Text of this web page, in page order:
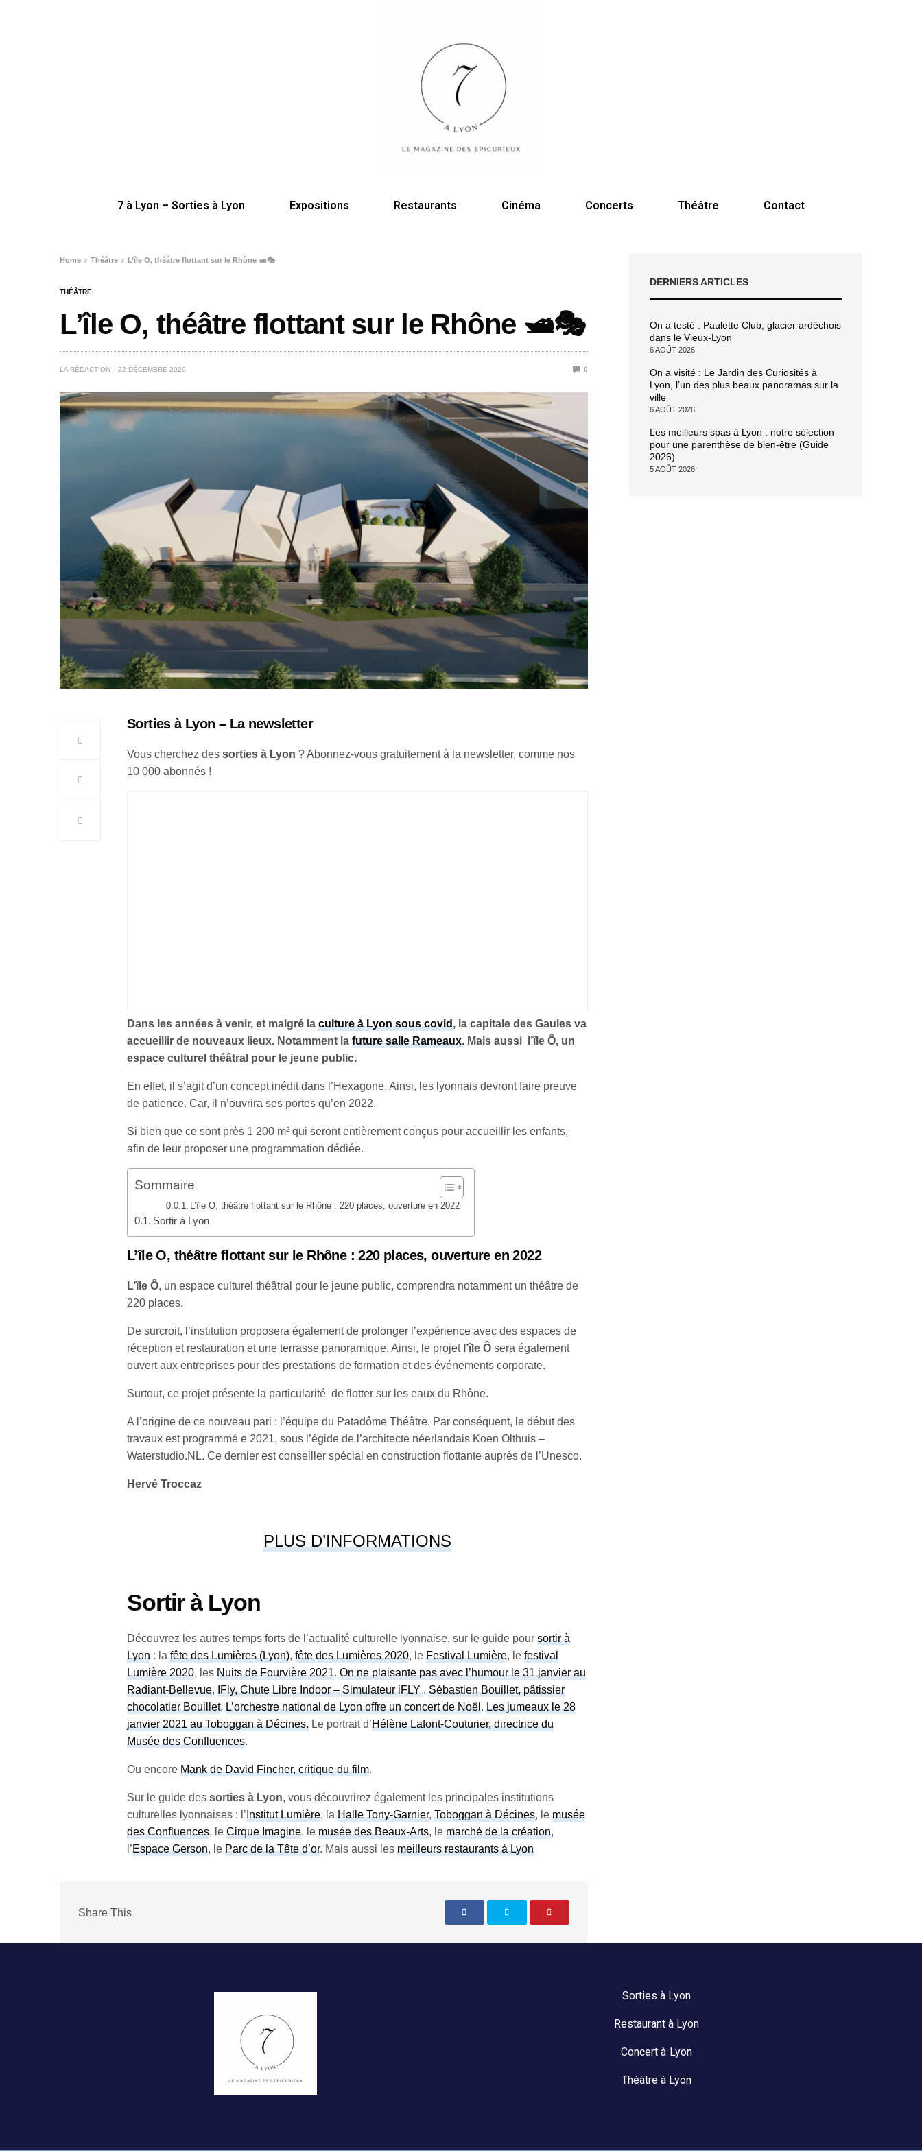
7 à Lyon – Sorties à Lyon Expositions Restaurants Cinéma Concerts Théâtre Contact
Home Théâtre L’île O, théâtre flottant sur le Rhône 🛥️🎭
THÉÂTRE
L’île O, théâtre flottant sur le Rhône 🛥️🎭
LA RÉDACTION 22 DÉCEMBRE 2020 0
Sorties à Lyon – La newsletter
Vous cherchez dessorties à Lyon ? Abonnez-vous gratuitement à la newsletter, comme nos
10 000 abonnés !
Dans les années à venir, et malgré laculture à Lyon sous covid, la capitale des Gaules va
accueillir de nouveaux lieux. Notamment lafuture salle Rameaux. Mais aussi l’île Ô, un
espace culturel théâtral pour le jeune public.
En effet, il s’agit d’un concept inédit dans l’Hexagone. Ainsi, les lyonnais devront faire preuve
de patience. Car, il n’ouvrira ses portes qu’en 2022.
Si bien que ce sont près 1 200 m² qui seront entièrement conçus pour accueillir les enfants,
afin de leur proposer une programmation dédiée.
Sommaire
L’île O, théâtre flottant sur le Rhône : 220 places, ouverture en 2022
Sortir à Lyon
L’île O, théâtre flottant sur le Rhône : 220 places, ouverture en 2022
L’île Ô, un espace culturel théâtral pour le jeune public, comprendra notamment un théâtre de
220 places.
De surcroit, l’institution proposera également de prolonger l’expérience avec des espaces de
réception et restauration et une terrasse panoramique. Ainsi, le projet l’île Ô sera également
ouvert aux entreprises pour des prestations de formation et des événements corporate.
Surtout, ce projet présente la particularité de flotter sur les eaux du Rhône.
A l’origine de ce nouveau pari : l’équipe du Patadôme Théâtre. Par conséquent, le début des
travaux est programmé e 2021, sous l’égide de l’architecte néerlandais Koen Olthuis –
Waterstudio.NL. Ce dernier est conseiller spécial en construction flottante auprès de l’Unesco.
Hervé Troccaz
PLUS D’INFORMATIONS
Sortir à Lyon
Découvrez les autres temps forts de l’actualité culturelle lyonnaise, sur le guide poursortir à
Lyon : lafête des Lumières (Lyon),fête des Lumières 2020, leFestival Lumière, lefestival
Lumière 2020, lesNuits de Fourvière 2021.On ne plaisante pas avec l’humour le 31 janvier au
Radiant-Bellevue,IFly, Chute Libre Indoor – Simulateur iFLY,Sébastien Bouillet, pâtissier
chocolatier Bouillet,L’orchestre national de Lyon offre un concert de Noël.Les jumeaux le 28
janvier 2021 au Toboggan à Décines. Le portrait d’Hélène Lafont-Couturier, directrice du
Musée des Confluences.
Ou encoreMank de David Fincher, critique du film.
Sur le guide des sorties à Lyon, vous découvrirez également les principales institutions
culturelles lyonnaises : l’Institut Lumière, laHalle Tony-Garnier,Toboggan à Décines, lemusée
des Confluences, leCirque Imagine, lemusée des Beaux-Arts, lemarché de la création,
l’Espace Gerson, leParc de la Tête d’or. Mais aussi lesmeilleurs restaurants à Lyon
Share This
DERNIERS ARTICLES
On a testé : Paulette Club, glacier ardéchois
dans le Vieux-Lyon
6 AOÛT 2026
On a visité : Le Jardin des Curiosités à
Lyon, l’un des plus beaux panoramas sur la
ville
6 AOÛT 2026
Les meilleurs spas à Lyon : notre sélection
pour une parenthèse de bien-être (Guide
2026)
5 AOÛT 2026
Sorties à Lyon
Restaurant à Lyon
Concert à Lyon
Théâtre à Lyon